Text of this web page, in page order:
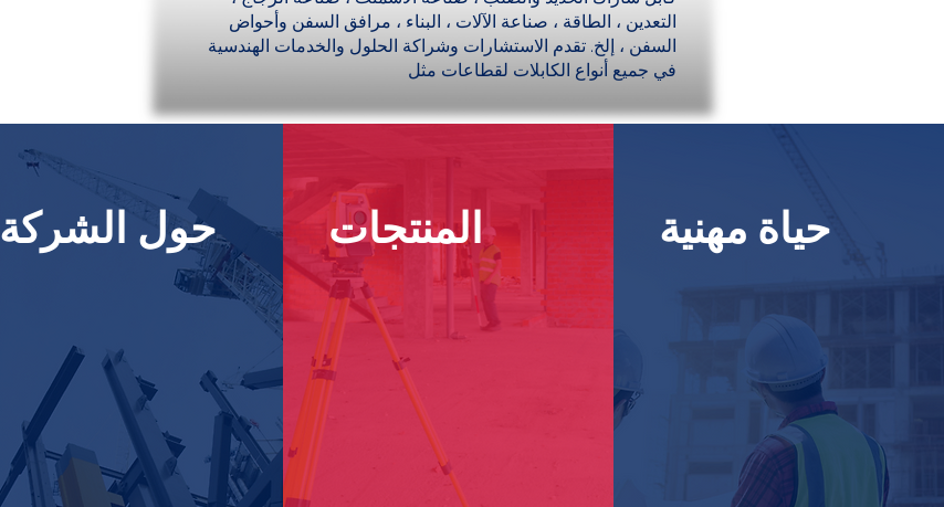
التعدين ، الطاقة ، صناعة الآلات ، البناء ، مرافق السفن وأحواض
السفن ، إلخ. تقدم الاستشارات وشراكة الحلول والخدمات الهندسية
في جميع أنواع الكابلات لقطاعات مثل
حول الشركة المنتجات حياة مهنية